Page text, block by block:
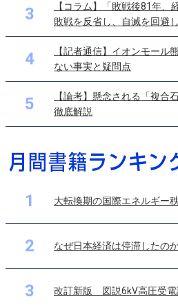
3
【コラム】「敗戦後81年
敗戦を反省し、自滅を回避し
4
【記者通信】イオンモール
ない事実と疑問点
5
【論考】懸念される「複合
徹底解説
1 大転換期の国際エネルギー
2 なぜ日本経済は停滞したの
3 改訂新版 図説6kV高圧受電